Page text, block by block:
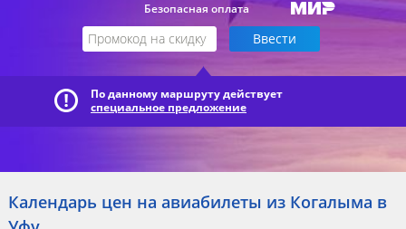
Безопасная оплата
По данному маршруту действует
специальное предложение
Календарь цен на авиабилеты из Когалыма в